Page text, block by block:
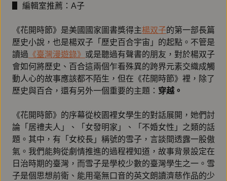
▋ 編輯室推薦：A子
《花開時節》是美國國家圖書獎得主楊双子的第一部長篇
歷史小說，也是楊双子「歷史百合宇宙」的起點。不管是
讀過 《臺灣漫遊錄》 或是聽過有聲書的朋友，對於楊双子
會如何將歷史、百合這兩個乍看殊異的跨界元素交織成觸
動人心的故事應該都不陌生，但在《花開時節》裡，除了
歷史與百合，還有另外一個重要的主題： 穿越。
《花開時節》的序幕從校園裡女學生的對話展開，她們討
論「居禮夫人」、「女發明家」、「不婚女性」之類的話
題。其中，有「女校長」稱號的雪子，言談間透露一股傲
氣。我們能夠從劇情推進的過程裡知道，故事背景設定在
日治時期的臺灣，而雪子是學校少數的臺灣學生之一。雪
子是個思想前衛、能用毫無口音的英文朗讀濟慈作品的少